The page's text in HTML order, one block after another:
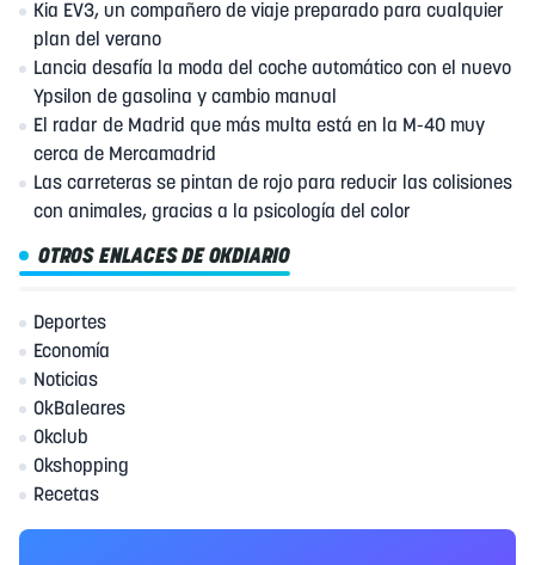
Kia EV3, un compañero de viaje preparado para cualquier
plan del verano
Lancia desafía la moda del coche automático con el nuevo
Ypsilon de gasolina y cambio manual
El radar de Madrid que más multa está en la M-40 muy
cerca de Mercamadrid
Las carreteras se pintan de rojo para reducir las colisiones
con animales, gracias a la psicología del color
OTROS ENLACES DE OKDIARIO
Deportes
Economía
Noticias
OkBaleares
Okclub
Okshopping
Recetas